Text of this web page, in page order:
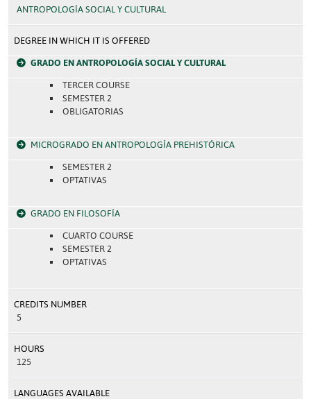
ANTROPOLOGÍA SOCIAL Y CULTURAL
DEGREE IN WHICH IT IS OFFERED
GRADO EN ANTROPOLOGÍA SOCIAL Y CULTURAL
TERCER COURSE
SEMESTER 2
OBLIGATORIAS
MICROGRADO EN ANTROPOLOGÍA PREHISTÓRICA
SEMESTER 2
OPTATIVAS
GRADO EN FILOSOFÍA
CUARTO COURSE
SEMESTER 2
OPTATIVAS
CREDITS NUMBER
5
HOURS
125
LANGUAGES AVAILABLE